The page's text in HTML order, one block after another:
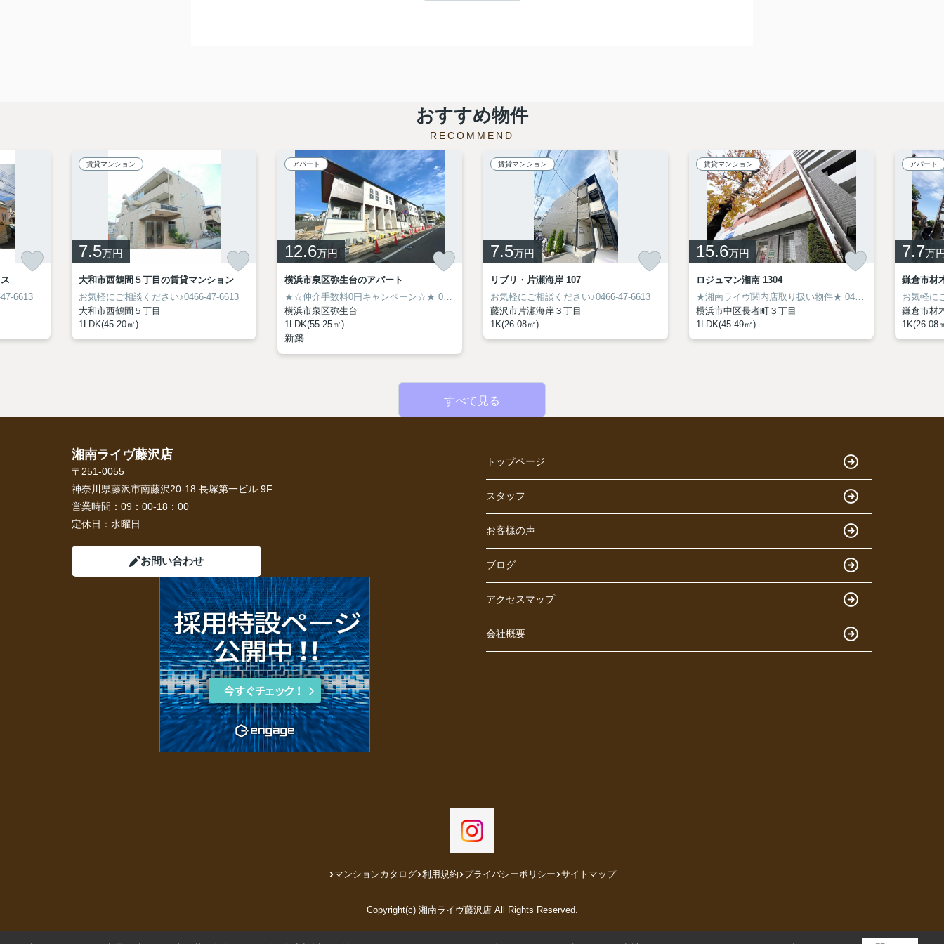
おすすめ物件
RECOMMEND
6613
賃貸マンション
7.5万円
大和市西鶴間５丁目の賃貸マンション
お気軽にご相談ください♪0466-47-6613
大和市西鶴間５丁目
1LDK(45.20㎡)
アパート
12.6万円
横浜市泉区弥生台のアパート
★☆仲介手数料0円キャンペーン☆★ 0466-47-6613
横浜市泉区弥生台
1LDK(55.25㎡)
新築
賃貸マンション
7.5万円
リブリ・片瀬海岸 107
お気軽にご相談ください♪0466-47-6613
藤沢市片瀬海岸３丁目
1K(26.08㎡)
賃貸マンション
15.6万円
ロジュマン湘南 1304
★湘南ライヴ関内店取り扱い物件★ 045-319-6094
横浜市中区長者町３丁目
1LDK(45.49㎡)
アパート
7.7万
鎌倉市材
お気軽に
鎌倉市材
1K(26.08
すべて見る
湘南ライヴ藤沢店
〒251-0055
神奈川県藤沢市南藤沢20-18 長塚第一ビル 9F
営業時間： 09：00-18：00
定休日： 水曜日
お問い合わせ
トップページ
スタッフ
お客様の声
ブログ
アクセスマップ
会社概要
マンションカタログ 利用規約 プライバシーポリシー サイトマップ
Copyright(c) 湘南ライヴ藤沢店 All Rights Reserved.